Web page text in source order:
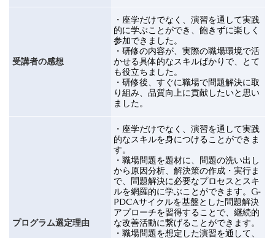
受講者の感想
・座学だけでなく、演習を通して実践
的に学ぶことができ、飽きずに楽しく
参加できました。
・研修の内容が、実際の職場環境で活
かせる具体的なスキルばかりで、とて
も役立ちました。
・研修後、すぐに職場で問題解決に取
り組み、品質向上に貢献したいと思い
ました。
プログラム選定理由
・ 座学だけでなく、演習を通して実践
的なスキルを身につけることができま
す。
・職場問題を題材に、問題の洗い出し
から原因分析、解決策の作成・実行ま
で、問題解決に必要なプロセスとスキ
ルを網羅的に学ぶことができます。G-
PDCAサイクルを基盤とした問題解決
アプローチを習得することで、継続的
な改善活動に繋げることができます。
・職場問題を想定した演習を通して、